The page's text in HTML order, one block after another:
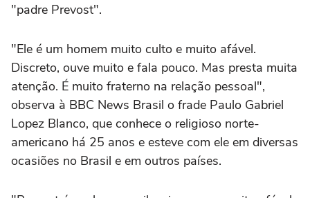
"padre Prevost".
"Ele é um homem muito culto e muito afável.
Discreto, ouve muito e fala pouco. Mas presta muita
atenção. É muito fraterno na relação pessoal",
observa à BBC News Brasil o frade Paulo Gabriel
Lopez Blanco, que conhece o religioso norte-
americano há 25 anos e esteve com ele em diversas
ocasiões no Brasil e em outros países.